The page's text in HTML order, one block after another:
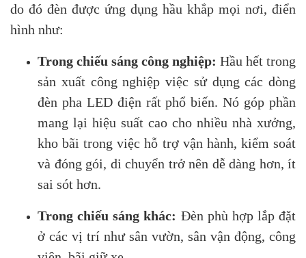
do đó đèn được ứng dụng hầu khắp mọi nơi, điển
hình như:
Trong chiếu sáng công nghiệp: Hầu hết trong
sản xuất công nghiệp việc sử dụng các dòng
đèn pha LED điện rất phổ biến. Nó góp phần
mang lại hiệu suất cao cho nhiều nhà xưởng,
kho bãi trong việc hỗ trợ vận hành, kiểm soát
và đóng gói, di chuyển trở nên dễ dàng hơn, ít
sai sót hơn.
Trong chiếu sáng khác: Đèn phù hợp lắp đặt
ở các vị trí như sân vườn, sân vận động, công